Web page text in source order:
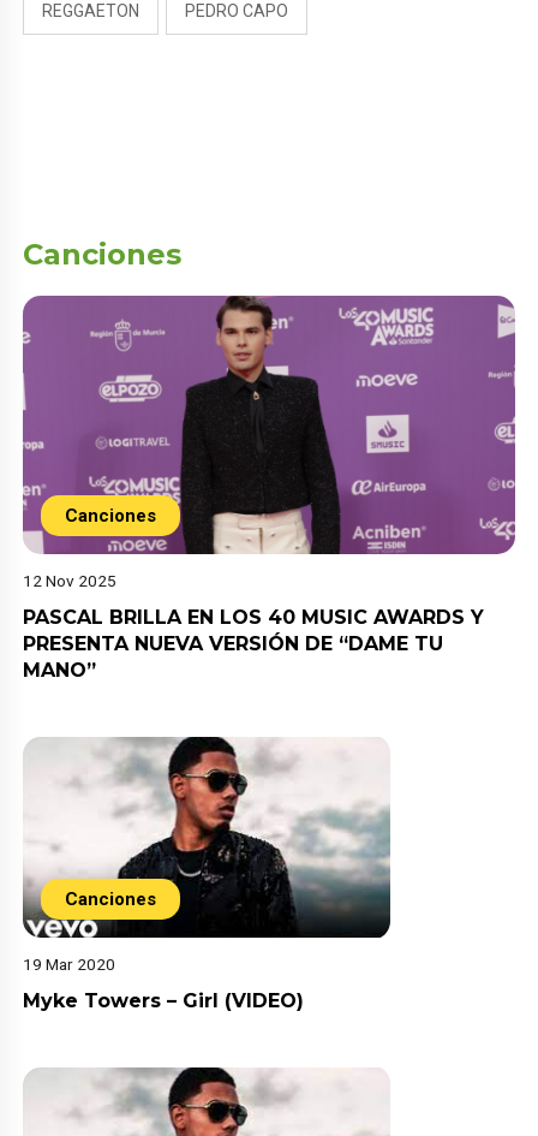
REGGAETON PEDRO CAPO
Canciones
Canciones
12 Nov 2025
PASCAL BRILLA EN LOS 40 MUSIC AWARDS Y
PRESENTA NUEVA VERSIÓN DE “DAME TU
MANO”
Canciones
19 Mar 2020
Myke Towers – Girl (VIDEO)